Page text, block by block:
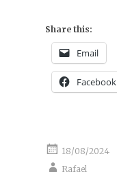
Share this:
Email
Facebook
18/08/2024
Rafael